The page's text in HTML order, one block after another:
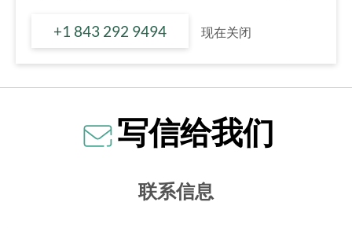
+1 843 292 9494 现在关闭
写信给我们
联系信息